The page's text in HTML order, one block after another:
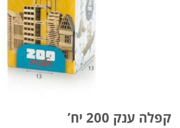
קפלה ענק 200 יח’